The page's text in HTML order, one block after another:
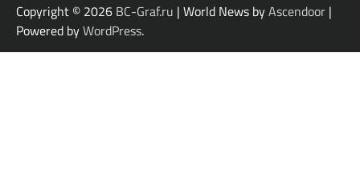
Copyright © 2026 BC-Graf.ru | World News byAscendoor |
Powered byWordPress.